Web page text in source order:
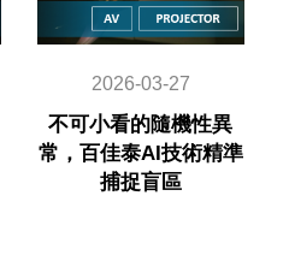
2026-03-27
不可小看的隨機性異
常，百佳泰AI技術精準
捕捉盲區